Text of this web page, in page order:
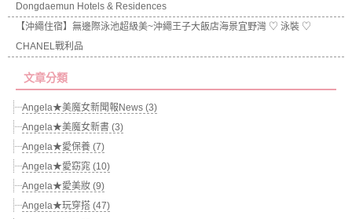
Dongdaemun Hotels & Residences
【沖繩住宿】無邊際泳池超級美~沖繩王子大飯店海景宜野灣 ♡ 泳裝 ♡
CHANEL戰利品
文章分類
Angela★美魔女新聞報News (3)
Angela★美魔女新書 (3)
Angela★愛保養 (7)
Angela★愛窈窕 (10)
Angela★愛美妝 (9)
Angela★玩穿搭 (47)